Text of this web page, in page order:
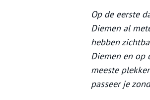
Op de eerste
Diemen al
hebben
Diemen en op
meeste
passeer je